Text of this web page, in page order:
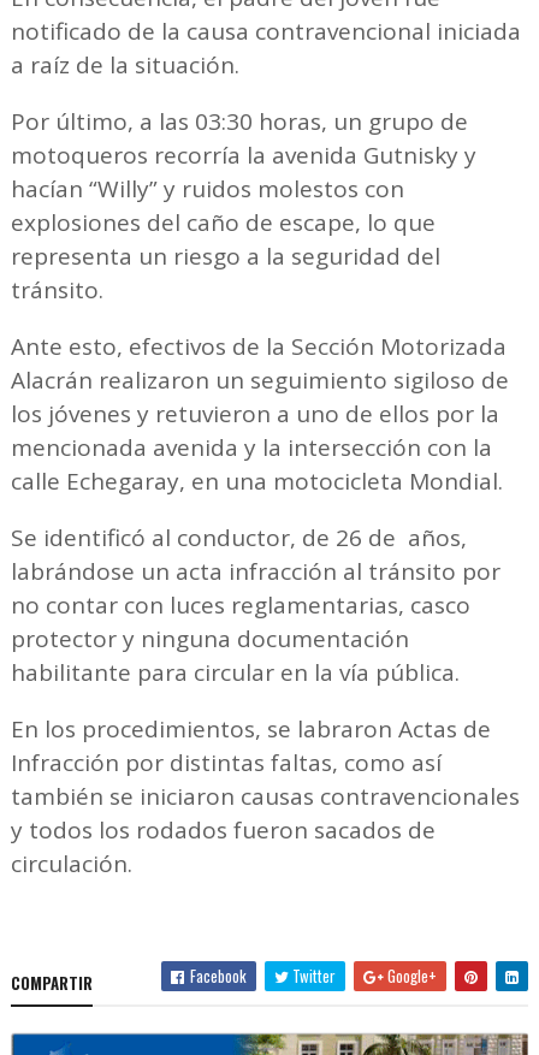
notificado de la causa contravencional iniciada
a raíz de la situación.
Por último, a las 03:30 horas, un grupo de
motoqueros recorría la avenida Gutnisky y
hacían “Willy” y ruidos molestos con
explosiones del caño de escape, lo que
representa un riesgo a la seguridad del
tránsito.
Ante esto, efectivos de la Sección Motorizada
Alacrán realizaron un seguimiento sigiloso de
los jóvenes y retuvieron a uno de ellos por la
mencionada avenida y la intersección con la
calle Echegaray, en una motocicleta Mondial.
Se identificó al conductor, de 26 de años,
labrándose un acta infracción al tránsito por
no contar con luces reglamentarias, casco
protector y ninguna documentación
habilitante para circular en la vía pública.
En los procedimientos, se labraron Actas de
Infracción por distintas faltas, como así
también se iniciaron causas contravencionales
y todos los rodados fueron sacados de
circulación.
COMPARTIR Facebook Twitter Google+